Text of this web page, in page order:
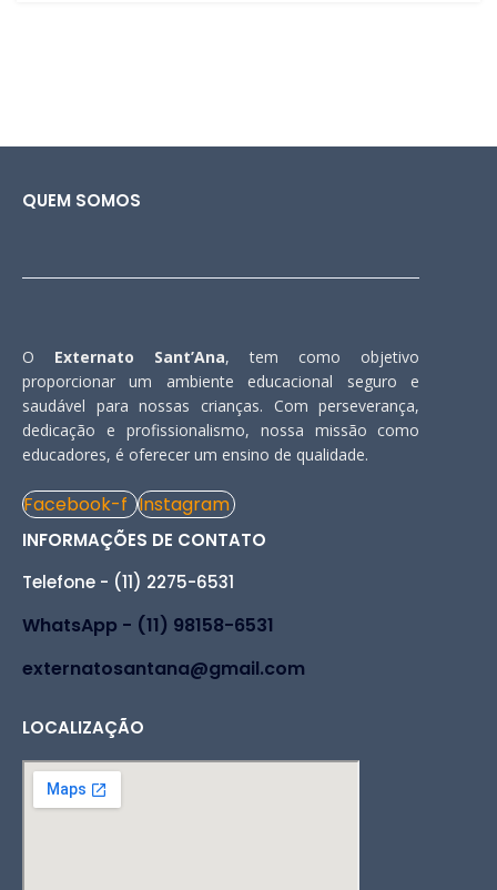
QUEM SOMOS
O Externato Sant’Ana, tem como objetivo
proporcionar um ambiente educacional seguro e
saudável para nossas crianças. Com perseverança,
dedicação e profissionalismo, nossa missão como
educadores, é oferecer um ensino de qualidade.
Facebook-f Instagram
INFORMAÇÕES DE CONTATO
Telefone - (11) 2275-6531
WhatsApp - (11) 98158-6531
externatosantana@gmail.com
LOCALIZAÇÃO